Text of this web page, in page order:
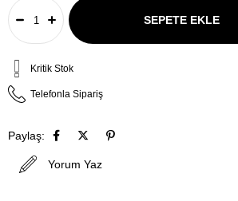
Kritik Stok
Telefonla Sipariş
Paylaş:
Yorum Yaz